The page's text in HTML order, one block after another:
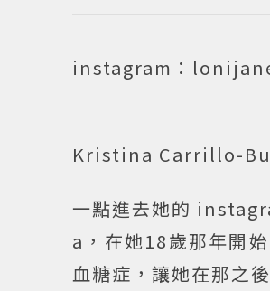
instagram：
Kristina Carrillo-
一點進去她的
a，在她18歲那年開
血糖症，讓她在那之